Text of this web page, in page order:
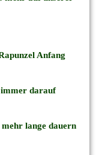
Anfang
darauf
lange dauern